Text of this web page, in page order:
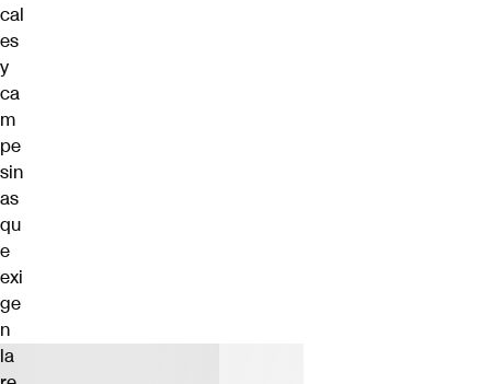
cal
es
y
ca
m
pe
sin
as
qu
e
exi
ge
n
la